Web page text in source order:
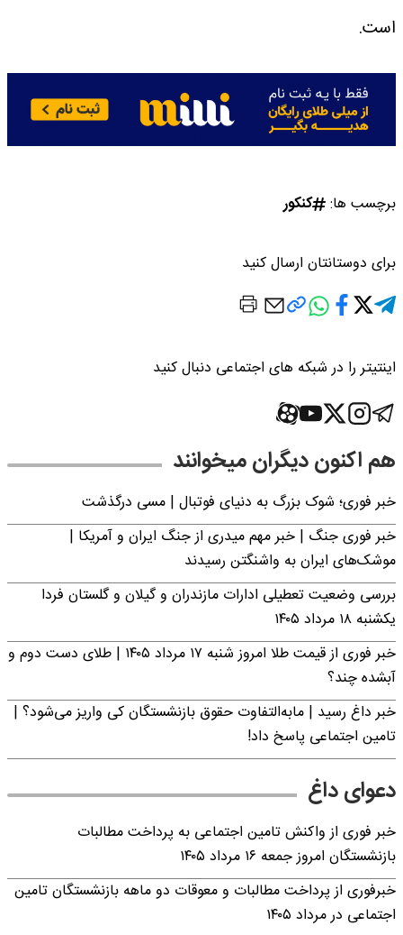
است.
برچسب ها: کنکور
برای دوستانتان ارسال کنید
اینتیتر را در شبکه های اجتماعی دنبال کنید
هم اکنون دیگران میخوانند
خبر فوری؛‌ شوک بزرگ به دنیای فوتبال | مسی درگذشت
خبر فوری جنگ | خبر مهم میدری از جنگ ایران و آمریکا |
موشک‌های ایران به واشنگتن رسیدند
بررسی وضعیت تعطیلی ادارات مازندران و گیلان و گلستان فردا
یکشنبه ۱۸ مرداد ۱۴۰۵
خبر فوری از قیمت طلا امروز شنبه ۱۷ مرداد ۱۴۰۵ | طلای دست دوم و
آبشده چند؟
خبر داغ رسید | مابه‌التفاوت حقوق بازنشستگان کی واریز می‌شود؟ |
تامین اجتماعی پاسخ داد!
دعوای داغ
خبر فوری از واکنش تامین اجتماعی به پرداخت مطالبات
بازنشستگان امروز جمعه ۱۶ مرداد ۱۴۰۵
خبرفوری از پرداخت مطالبات و معوقات دو ماهه بازنشستگان تامین
اجتماعی در مرداد ۱۴۰۵